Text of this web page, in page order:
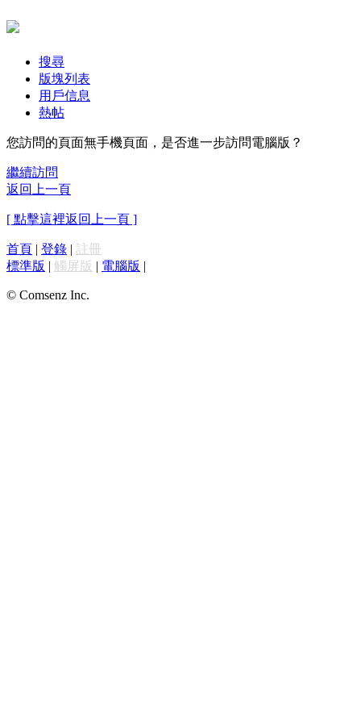
搜尋
版塊列表
用戶信息
熱帖
您訪問的頁面無手機頁面，是否進一步訪問電腦版？
繼續訪問
返回上一頁
[ 點擊這裡返回上一頁 ]
首頁 | 登錄 | 註冊
標準版 | 觸屏版 | 電腦版 |
© Comsenz Inc.